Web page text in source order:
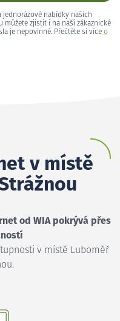
nabídky našich
zjistit i na naší zákaznické
je nepovinné. Přečtěte si více o
v místě
od WIA pokrývá přes
v místě Luboměř